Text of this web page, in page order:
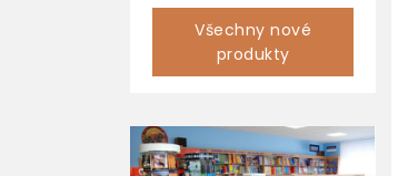
Všechny nové
produkty